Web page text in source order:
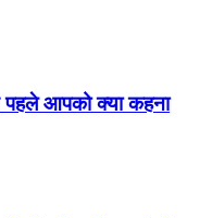
आपको क्या कहना